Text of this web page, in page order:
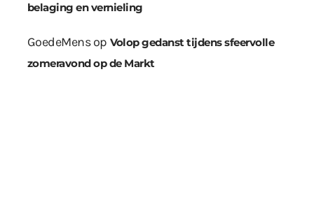
belaging en vernieling
GoedeMensop Volop gedanst tijdens sfeervolle
zomeravond op de Markt